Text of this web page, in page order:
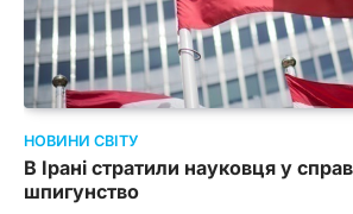
НОВИНИ СВІТУ
В Ірані стратили науковця у
шпигунство